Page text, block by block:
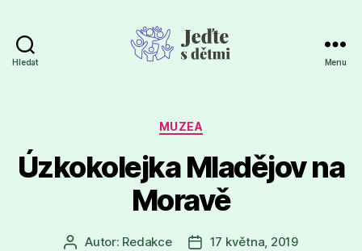
Hledat Menu
Rubriky
MUZEA
Úzkokolejka Mladějov na
Moravě
AutorAutor: Redakce
Datum
17 května, 2019